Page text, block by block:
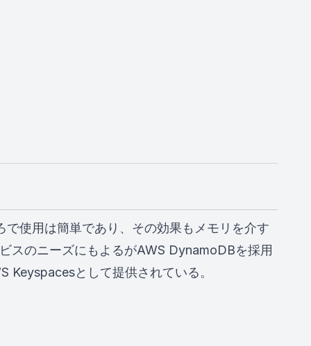
使用は簡単であり、その効果もメモリを介す
スのニーズにもよるがAWS DynamoDBを採用
Keyspacesとして提供されている。